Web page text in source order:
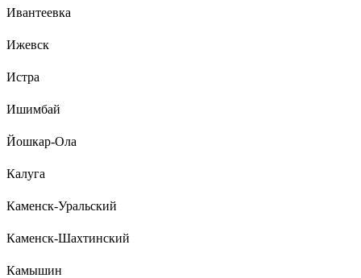
Ивантеевка
Ижевск
Истра
Ишимбай
Йошкар-Ола
Калуга
Каменск-Уральский
Каменск-Шахтинский
Камышин